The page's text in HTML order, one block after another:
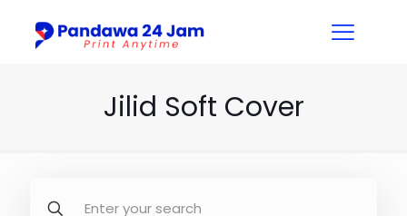
Jilid Soft Cover